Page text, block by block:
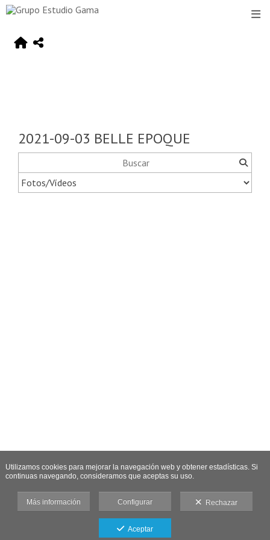
2021-09-03 BELLE EPOQUE
Utilizamos cookies para mejorar la navegación web y obtener estadísticas. Si
continuas navegando, consideramos que aceptas su uso.
Más información Configurar Rechazar
Aceptar